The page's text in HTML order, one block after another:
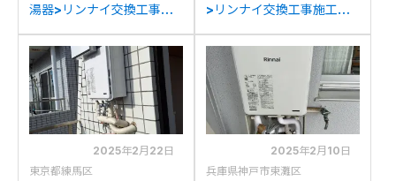
湯器>リンナイ交換工事施
V1610Wからリンナイ
RUX-A1616W(A)-Eへの交
換
>リンナイ交換工事施工事
からリンナイRUX-
A1616W(A)-Eへの交換
2025年2月22日
東京都練馬区
2025年2月10日
兵庫県神戸市東灘区